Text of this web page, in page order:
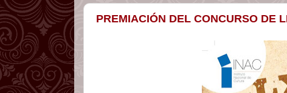
PREMIACIÓN DEL CONCURSO DE